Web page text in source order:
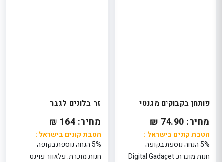
פותחן בקבוקים מגנטי
מחיר: 74.90 ₪
הטבת קונים בישראל :
5% הנחה נוספת בקופה
חנות מוכרת: Digital Gadaget
זר בלונים לגבר
מחיר: 164 ₪
הטבת קונים בישראל :
5% הנחה נוספת בקופה
חנות מוכרת: פלאוור פוינט